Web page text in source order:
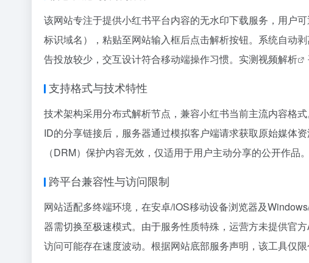
该网站专注于提供小红书平台内容的无水印下载服务，用户
标识域名），粘贴至网站输入框后点击解析按钮。系统自动
告投放较少，交互设计符合移动端操作习惯。实测视频解析
支持格式与技术特性
技术架构采用分布式解析节点，兼容小红书当前主流内容格
ID的分享链接后，服务器通过模拟客户端请求获取原始媒体
（DRM）保护内容无效，仅适用于用户主动分享的公开作品
跨平台兼容性与访问限制
网站适配多终端环境，在安卓/iOS移动设备浏览器及
器需切换至极速模式。由于服务性质特殊，运营方未提供官
访问可能存在速度波动。根据网站底部服务声明，该工具仅